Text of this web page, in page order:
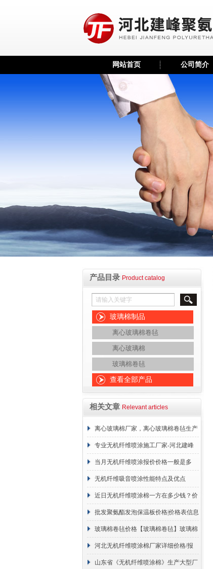
网站首页 公司简介
产品目录 Product catalog
玻璃棉制品
离心玻璃棉卷毡
离心玻璃棉
玻璃棉卷毡
查看全部产品
相关文章 Relevant articles
离心玻璃棉厂家，离心玻璃棉卷毡生产
厂家-河北建峰保温材料有限公司
专业无机纤维喷涂施工厂家-河北建峰
保温材料有限公司
当月无机纤维喷涂报价价格一般是多
少？
无机纤维吸音喷涂性能特点及优点
近日无机纤维喷涂棉一方在多少钱？价
格咨询
批发聚氨酯发泡保温板价格|价格表信息
玻璃棉卷毡价格【玻璃棉卷毡】玻璃棉
卷毡价格汇总
河北无机纤维喷涂棉厂家详细价格/报
价
山东省《无机纤维喷涂棉》生产大型厂